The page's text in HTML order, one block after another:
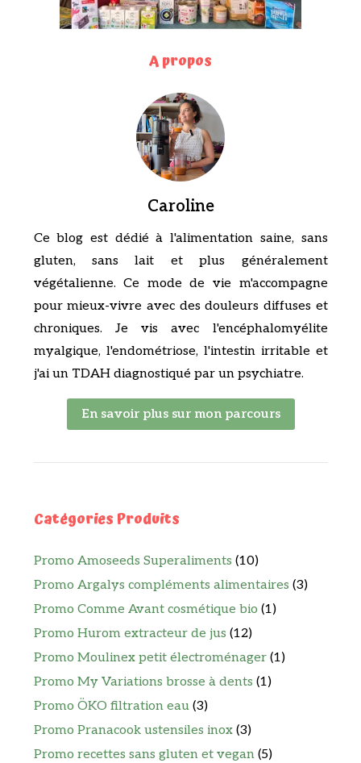
A propos
Caroline
Ce blog est dédié à l'alimentation saine, sans
gluten, sans lait et plus généralement
végétalienne. Ce mode de vie m'accompagne
pour mieux-vivre avec des douleurs diffuses et
chroniques. Je vis avec l'encéphalomyélite
myalgique, l'endométriose, l'intestin irritable et
j'ai un TDAH diagnostiqué par un psychiatre.
En savoir plus sur mon parcours
Catégories Produits
Promo Amoseeds Superaliments (10)
Promo Argalys compléments alimentaires (3)
Promo Comme Avant cosmétique bio (1)
Promo Hurom extracteur de jus (12)
Promo Moulinex petit électroménager (1)
Promo My Variations brosse à dents (1)
Promo ÖKO filtration eau (3)
Promo Pranacook ustensiles inox (3)
Promo recettes sans gluten et vegan (5)